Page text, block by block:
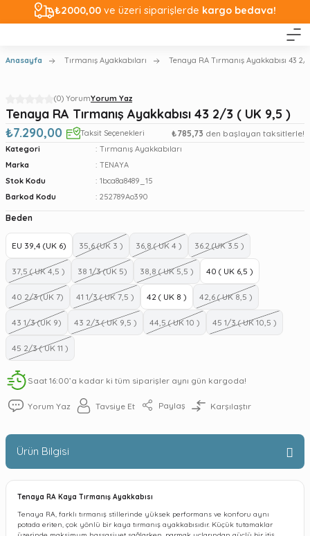
₺2000,00 ve üzeri siparişlerde kargo bedava!
Anasayfa Tırmanış Ayakkabıları Tenaya RA Tırmanış Ayakkabısı 43 2/
(0) YorumYorum Yaz
Tenaya RA Tırmanış Ayakkabısı 43 2/3 ( UK 9,5 )
₺7.290,00
Taksit Seçenekleri ₺785,73 den başlayan taksitlerle!
Kategori
Tırmanış Ayakkabıları
Marka
TENAYA
Stok Kodu
1bca8a8489_15
Barkod Kodu
252789Ao390
Beden
EU 39,4 (UK 6) 35,6 (UK 3 ) 36,8 ( UK 4 ) 36.2 (UK 3.5 )
37,5 ( UK 4,5 ) 38 1/3 (UK 5) 38,8 ( UK 5,5 ) 40 ( UK 6,5 )
40 2/3 (UK 7) 41 1/3 ( UK 7,5 ) 42 ( UK 8 ) 42,6 ( UK 8,5 )
43 1/3 (UK 9) 43 2/3 ( UK 9,5 ) 44,5 ( UK 10 ) 45 1/3 ( UK 10,5 )
45 2/3 ( UK 11 )
Saat 16:00’a kadar ki tüm siparişler aynı gün kargoda!
Yorum Yaz Tavsiye Et Paylaş Karşılaştır
Ürün Bilgisi
Tenaya RA Kaya Tırmanış Ayakkabısı
Tenaya RA, farklı tırmanış stillerinde yüksek performans ve konforu aynı
potada eriten, çok yönlü bir kaya tırmanış ayakkabısıdır. Küçük tutamaklar